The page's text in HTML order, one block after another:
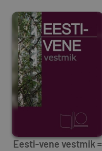
Eesti-vene vestmik =